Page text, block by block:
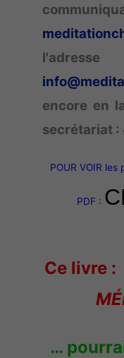
encore en
secrétariat
POUR VOIR
PDF :
Ce livre :
…